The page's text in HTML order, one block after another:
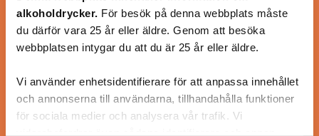
alkoholdrycker. För besök på denna webbplats måste
du därför vara 25 år eller äldre. Genom att besöka
webbplatsen intygar du att du är 25 år eller äldre.
Vi använder enhetsidentifierare för att anpassa innehållet
och annonserna till användarna, tillhandahålla funktioner
för sociala medier och analysera vår trafik. Vi
@koppargrytan